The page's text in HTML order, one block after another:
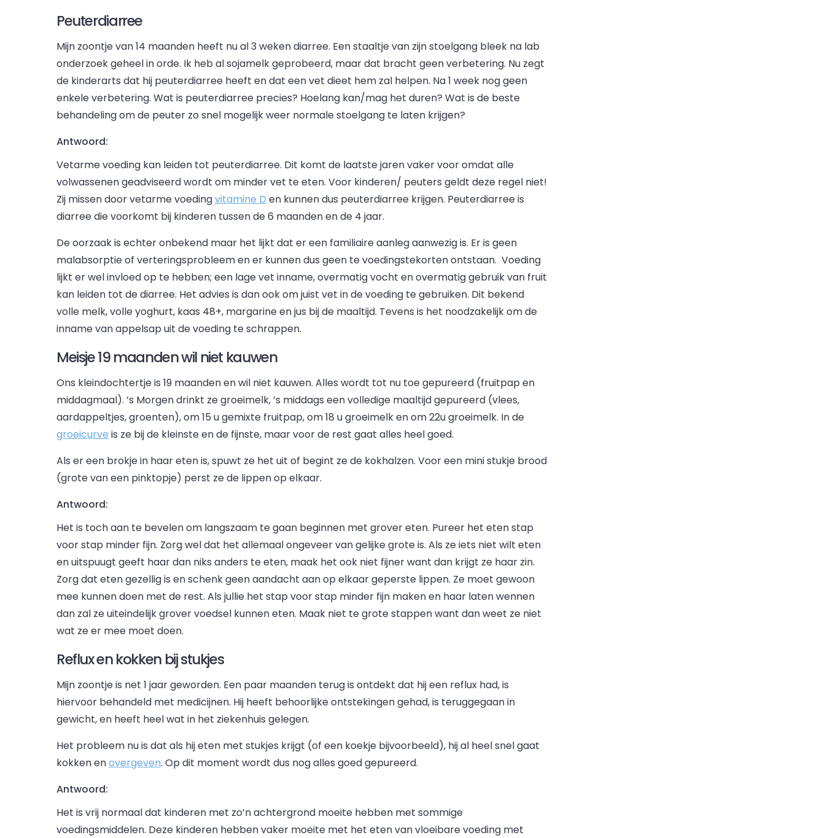
Peuterdiarree
Mijn zoontje van 14 maanden heeft nu al 3 weken diarree. Een staaltje van zijn stoelgang bleek na lab
onderzoek geheel in orde. Ik heb al sojamelk geprobeerd, maar dat bracht geen verbetering. Nu zegt
de kinderarts dat hij peuterdiarree heeft en dat een vet dieet hem zal helpen. Na 1 week nog geen
enkele verbetering. Wat is peuterdiarree precies? Hoelang kan/mag het duren? Wat is de beste
behandeling om de peuter zo snel mogelijk weer normale stoelgang te laten krijgen?
Antwoord:
Vetarme voeding kan leiden tot peuterdiarree. Dit komt de laatste jaren vaker voor omdat alle
volwassenen geadviseerd wordt om minder vet te eten. Voor kinderen/ peuters geldt deze regel niet!
Zij missen door vetarme voedingvitamine D en kunnen dus peuterdiarree krijgen. Peuterdiarree is
diarree die voorkomt bij kinderen tussen de 6 maanden en de 4 jaar.
De oorzaak is echter onbekend maar het lijkt dat er een familiaire aanleg aanwezig is. Er is geen
malabsorptie of verteringsprobleem en er kunnen dus geen te voedingstekorten ontstaan. Voeding
lijkt er wel invloed op te hebben; een lage vet inname, overmatig vocht en overmatig gebruik van fruit
kan leiden tot de diarree. Het advies is dan ook om juist vet in de voeding te gebruiken. Dit bekend
volle melk, volle yoghurt, kaas 48+, margarine en jus bij de maaltijd. Tevens is het noodzakelijk om de
inname van appelsap uit de voeding te schrappen.
Meisje 19 maanden wil niet kauwen
Ons kleindochtertje is 19 maanden en wil niet kauwen. Alles wordt tot nu toe gepureerd (fruitpap en
middagmaal). ’s Morgen drinkt ze groeimelk, ’s middags een volledige maaltijd gepureerd (vlees,
aardappeltjes, groenten), om 15 u gemixte fruitpap, om 18 u groeimelk en om 22u groeimelk. In de
groeicurve is ze bij de kleinste en de fijnste, maar voor de rest gaat alles heel goed.
Als er een brokje in haar eten is, spuwt ze het uit of begint ze de kokhalzen. Voor een mini stukje brood
(grote van een pinktopje) perst ze de lippen op elkaar.
Antwoord:
Het is toch aan te bevelen om langszaam te gaan beginnen met grover eten. Pureer het eten stap
voor stap minder fijn. Zorg wel dat het allemaal ongeveer van gelijke grote is. Als ze iets niet wilt eten
en uitspuugt geeft haar dan niks anders te eten, maak het ook niet fijner want dan krijgt ze haar zin.
Zorg dat eten gezellig is en schenk geen aandacht aan op elkaar geperste lippen. Ze moet gewoon
mee kunnen doen met de rest. Als jullie het stap voor stap minder fijn maken en haar laten wennen
dan zal ze uiteindelijk grover voedsel kunnen eten. Maak niet te grote stappen want dan weet ze niet
wat ze er mee moet doen.
Reflux en kokken bij stukjes
Mijn zoontje is net 1 jaar geworden. Een paar maanden terug is ontdekt dat hij een reflux had, is
hiervoor behandeld met medicijnen. Hij heeft behoorlijke ontstekingen gehad, is teruggegaan in
gewicht, en heeft heel wat in het ziekenhuis gelegen.
Het probleem nu is dat als hij eten met stukjes krijgt (of een koekje bijvoorbeeld), hij al heel snel gaat
kokken enovergeven. Op dit moment wordt dus nog alles goed gepureerd.
Antwoord:
Het is vrij normaal dat kinderen met zo’n achtergrond moeite hebben met sommige
voedingsmiddelen. Deze kinderen hebben vaker moeite met het eten van vloeibare voeding met